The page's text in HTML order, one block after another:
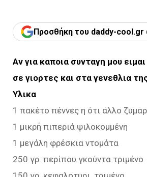
Προσθήκη του daddy-cool.gr
Αν για καποια συνταγη μου
σε γιορτες και στα γενεθλια
Υλικα
1 πακέτο πέννες η ότι άλλο
1 μικρή πιπεριά ψιλοκομμένη
1 μεγάλη φρέσκια ντομάτα
250 γρ. περίπου γκούντα τριμένο